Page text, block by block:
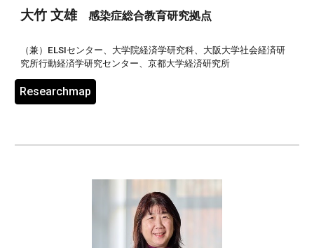
大竹 文雄 感染症総合教育研究拠点
（兼）ELSIセンター、大学院経済学研究科、大阪大学社会経済研
究所行動経済学研究センター、京都大学経済研究所
Researchmap